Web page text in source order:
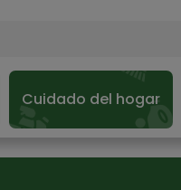
Cuidado del hogar